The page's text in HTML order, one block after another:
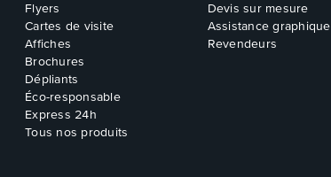
Flyers
Cartes de visite
Affiches
Brochures
Dépliants
Éco-responsable
Express 24h
Tous nos produits
Devis sur mesure
Assistance graphique
Revendeurs